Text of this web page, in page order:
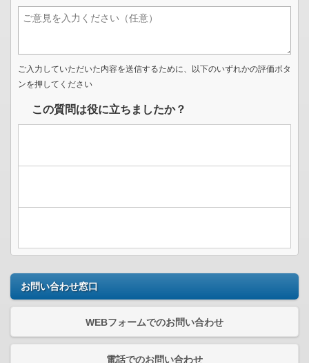
ご入力していただいた内容を送信するために、以下のいずれかの評価ボタ
ンを押してください
この質問は役に立ちましたか？
お問い合わせ窓口
WEBフォームでのお問い合わせ
電話でのお問い合わせ